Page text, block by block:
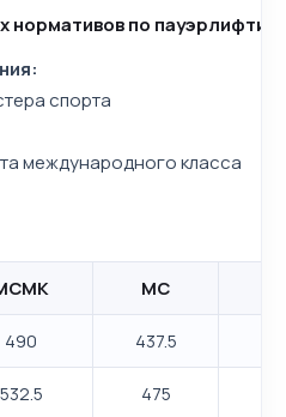
по
спорта
международного класса
МС
490 437.5
532.5 475